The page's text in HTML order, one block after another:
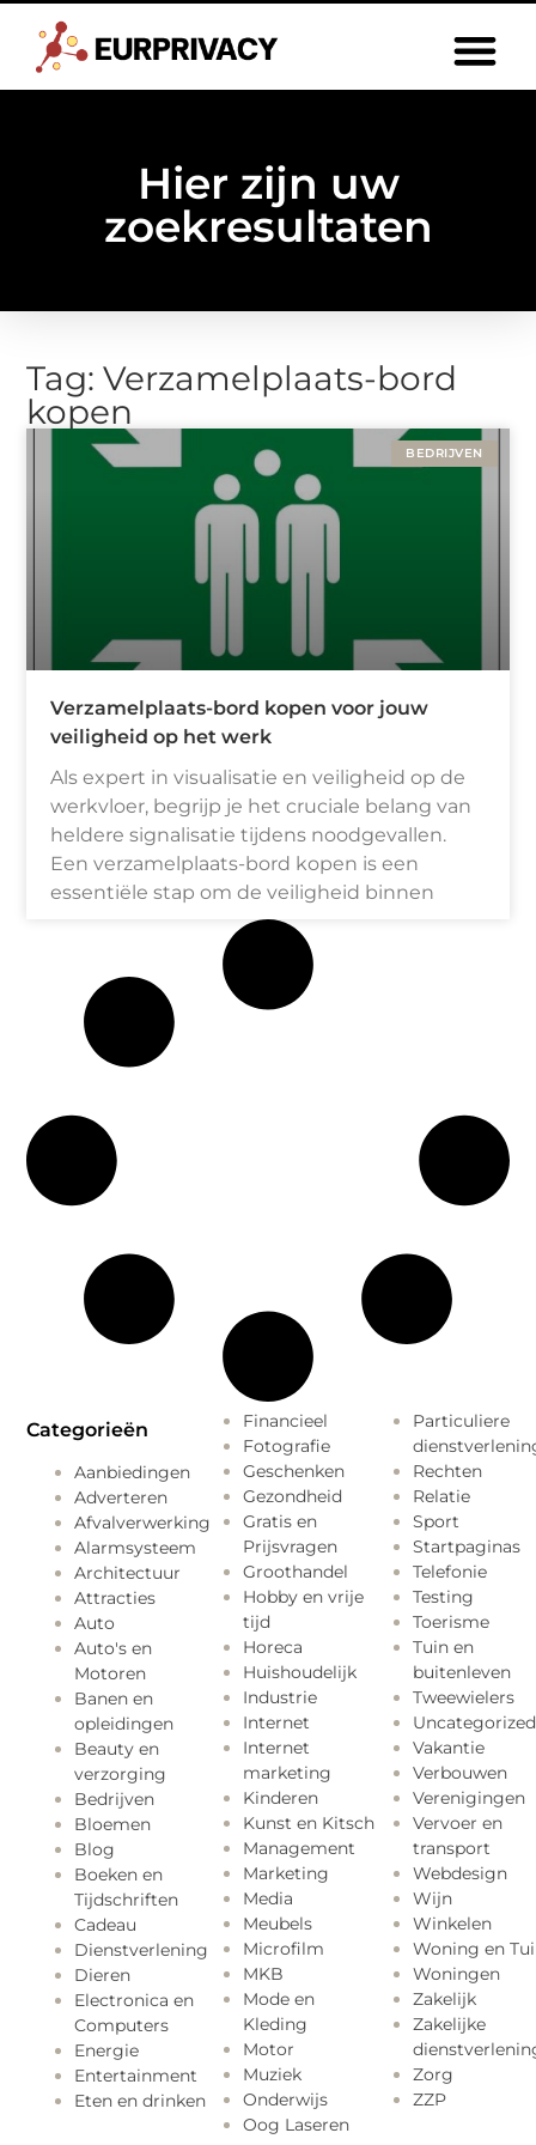
Hier zijn uw
zoekresultaten
Tag: Verzamelplaats-bord
kopen
BEDRIJVEN
Verzamelplaats-bord kopen voor jouw
veiligheid op het werk
Als expert in visualisatie en veiligheid op de
werkvloer, begrijp je het cruciale belang van
heldere signalisatie tijdens noodgevallen.
Een verzamelplaats-bord kopen is een
essentiële stap om de veiligheid binnen
Categorieën
Aanbiedingen
Adverteren
Afvalverwerking
Alarmsysteem
Architectuur
Attracties
Auto
Auto's en
Motoren
Banen en
opleidingen
Beauty en
verzorging
Bedrijven
Bloemen
Blog
Boeken en
Tijdschriften
Cadeau
Dienstverlening
Dieren
Electronica en
Computers
Energie
Entertainment
Eten en drinken
Financieel
Fotografie
Geschenken
Gezondheid
Gratis en
Prijsvragen
Groothandel
Hobby en vrije
tijd
Horeca
Huishoudelijk
Industrie
Internet
Internet
marketing
Kinderen
Kunst en Kitsch
Management
Marketing
Media
Meubels
Microfilm
MKB
Mode en
Kleding
Motor
Muziek
Onderwijs
Oog Laseren
Particuliere
Rechten
Relatie
Sport
Startpaginas
Telefonie
Testing
Toerisme
Tuin en
buitenleven
Tweewielers
Uncategorized
Vakantie
Verbouwen
Verenigingen
Vervoer en
transport
Webdesign
Wijn
Winkelen
Woning en
Woningen
Zakelijk
Zakelijke
Zorg
ZZP